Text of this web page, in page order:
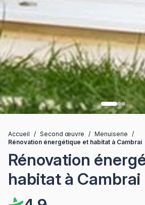
Accueil / Second œuvre / Menuiserie /
Rénovation énergétique et habitat à Cambrai
Rénovation
habitat à Cambrai